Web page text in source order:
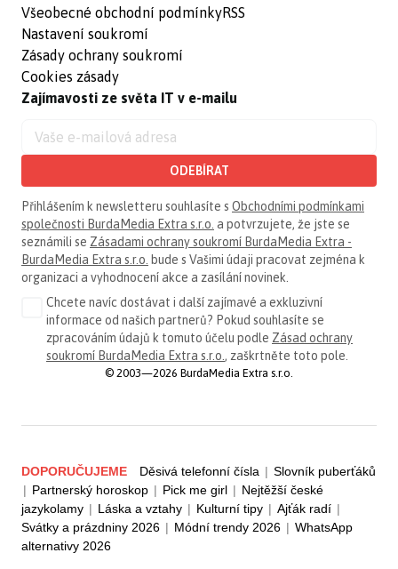
Všeobecné obchodní podmínky
Nastavení soukromí
Zásady ochrany soukromí
Cookies zásady
RSS
Zajímavosti ze světa IT v e-mailu
ODEBÍRAT
Přihlášením k newsletteru souhlasíte s Obchodními podmínkami
společnosti BurdaMedia Extra s.r.o. a potvrzujete, že jste se
seznámili se Zásadami ochrany soukromí BurdaMedia Extra -
BurdaMedia Extra s.r.o. bude s Vašimi údaji pracovat zejména k
organizaci a vyhodnocení akce a zasílání novinek.
Chcete navíc dostávat i další zajímavé a exkluzivní
informace od našich partnerů? Pokud souhlasíte se
zpracováním údajů k tomuto účelu podle Zásad ochrany
soukromí BurdaMedia Extra s.r.o. , zaškrtněte toto pole.
© 2003—2026 BurdaMedia Extra s.r.o.
DOPORUČUJEME Děsivá telefonní čísla | Slovník puberťáků
| Partnerský horoskop | Pick me girl | Nejtěžší české
jazykolamy | Láska a vztahy | Kulturní tipy | Ajťák radí |
Svátky a prázdniny 2026 | Módní trendy 2026 | WhatsApp
alternativy 2026